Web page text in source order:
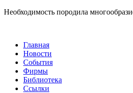
Необходимость породила
Главная
Новости
События
Фирмы
Библиотека
Ссылки